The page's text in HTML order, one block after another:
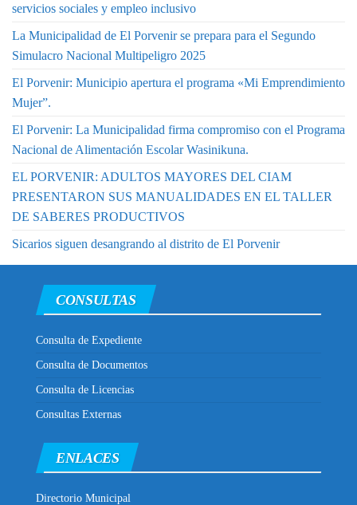
servicios sociales y empleo inclusivo
La Municipalidad de El Porvenir se prepara para el Segundo
Simulacro Nacional Multipeligro 2025
El Porvenir: Municipio apertura el programa «Mi Emprendimiento
Mujer”.
El Porvenir: La Municipalidad firma compromiso con el Programa
Nacional de Alimentación Escolar Wasinikuna.
EL PORVENIR: ADULTOS MAYORES DEL CIAM
PRESENTARON SUS MANUALIDADES EN EL TALLER
DE SABERES PRODUCTIVOS
Sicarios siguen desangrando al distrito de El Porvenir
CONSULTAS
Consulta de Expediente
Consulta de Documentos
Consulta de Licencias
Consultas Externas
ENLACES
Directorio Municipal